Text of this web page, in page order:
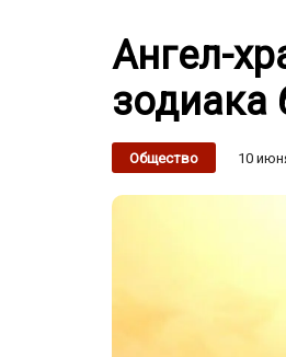
Ангел-
зодиака
Общество 10